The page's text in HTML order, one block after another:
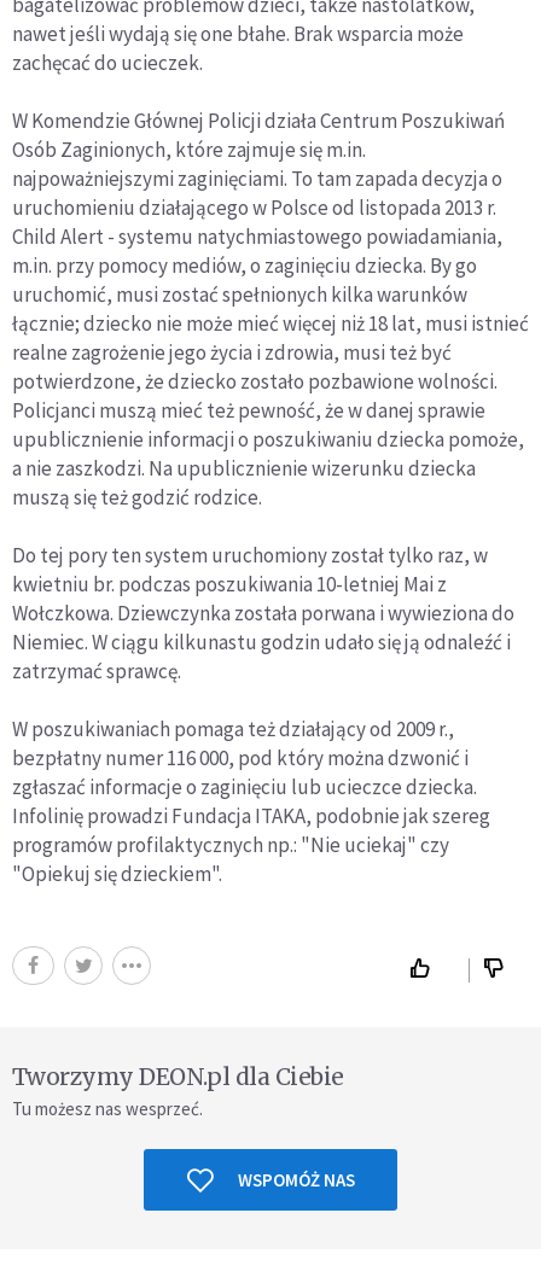
nawet jeśli wydają się one błahe. Brak wsparcia może
zachęcać do ucieczek.
W Komendzie Głównej Policji działa Centrum Poszukiwań
Osób Zaginionych, które zajmuje się m.in.
najpoważniejszymi zaginięciami. To tam zapada decyzja o
uruchomieniu działającego w Polsce od listopada 2013 r.
Child Alert - systemu natychmiastowego powiadamiania,
m.in. przy pomocy mediów, o zaginięciu dziecka. By go
uruchomić, musi zostać spełnionych kilka warunków
łącznie; dziecko nie może mieć więcej niż 18 lat, musi istnieć
realne zagrożenie jego życia i zdrowia, musi też być
potwierdzone, że dziecko zostało pozbawione wolności.
Policjanci muszą mieć też pewność, że w danej sprawie
upublicznienie informacji o poszukiwaniu dziecka pomoże,
a nie zaszkodzi. Na upublicznienie wizerunku dziecka
muszą się też godzić rodzice.
Do tej pory ten system uruchomiony został tylko raz, w
kwietniu br. podczas poszukiwania 10-letniej Mai z
Wołczkowa. Dziewczynka została porwana i wywieziona do
Niemiec. W ciągu kilkunastu godzin udało się ją odnaleźć i
zatrzymać sprawcę.
W poszukiwaniach pomaga też działający od 2009 r.,
bezpłatny numer 116 000, pod który można dzwonić i
zgłaszać informacje o zaginięciu lub ucieczce dziecka.
Infolinię prowadzi Fundacja ITAKA, podobnie jak szereg
programów profilaktycznych np.: "Nie uciekaj" czy
"Opiekuj się dzieckiem".
Tworzymy DEON.pl dla Ciebie
Tu możesz nas wesprzeć.
WSPOMÓŻ NAS